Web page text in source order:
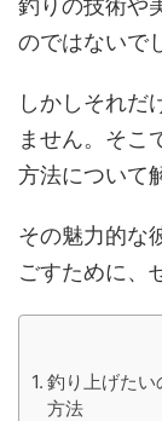
釣りの技術や
のではないで
しかしそれだ
ません。そこ
方法について
その魅力的な
ごすために、
釣り上げたい
方法